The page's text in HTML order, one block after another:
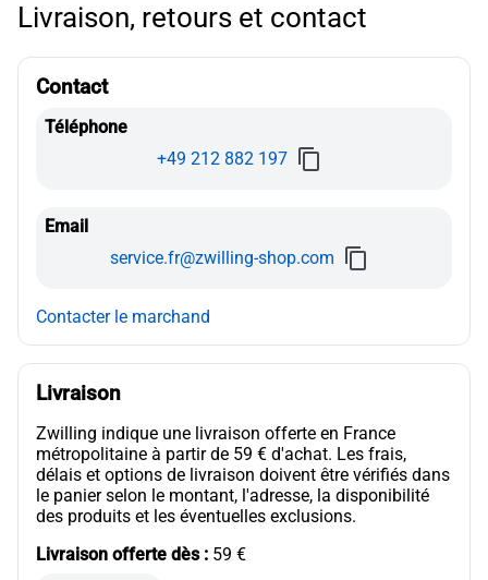
Livraison, retours et contact
Contact
Téléphone
+49 212 882 197
Email
service.fr@zwilling-shop.com
Contacter le marchand
Livraison
Zwilling indique une livraison offerte en France
métropolitaine à partir de 59 € d'achat. Les frais,
délais et options de livraison doivent être vérifiés dans
le panier selon le montant, l'adresse, la disponibilité
des produits et les éventuelles exclusions.
Livraison offerte dès : 59 €